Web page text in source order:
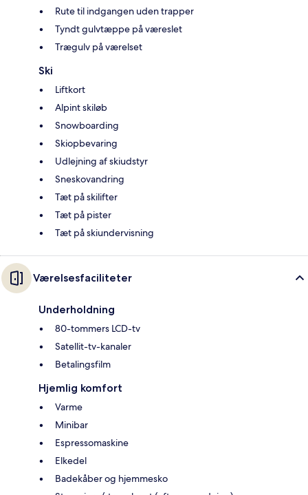
Rute til indgangen uden trapper
Tyndt gulvtæppe på væreslet
Trægulv på værelset
Ski
Liftkort
Alpint skiløb
Snowboarding
Skiopbevaring
Udlejning af skiudstyr
Sneskovandring
Tæt på skilifter
Tæt på pister
Tæt på skiundervisning
Værelsesfaciliteter
Underholdning
80-tommers LCD-tv
Satellit-tv-kanaler
Betalingsfilm
Hjemlig komfort
Varme
Minibar
Espressomaskine
Elkedel
Badekåber og hjemmesko